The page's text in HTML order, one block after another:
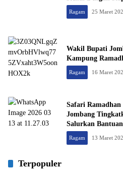
Ragam 25 Maret
Wakil Bupati
Kampung
Ragam 16 Maret
Safari
Jombang
Salurkan
Ragam 13 Maret
Terpopuler